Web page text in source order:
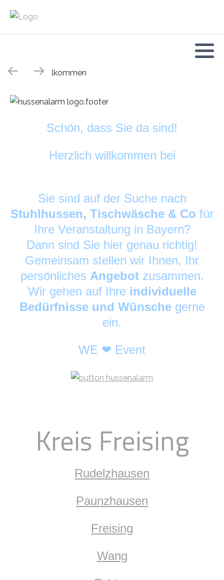
Schön, dass Sie da sind!
Herzlich willkommen bei
Sie sind auf der Suche nach
Stuhlhussen, Tischwäsche & Co für
Ihre Veranstaltung in Bayern?
Dann sind Sie hier genau richtig!
Gemeinsam stellen wir Ihnen, Ihr
persönliches Angebot zusammen.
Wir gehen auf Ihre individuelle
Bedürfnisse und Wünschegerne
ein.
WE ❤ Event
Kreis Freising
Rudelzhausen
Paunzhausen
Freising
Wang